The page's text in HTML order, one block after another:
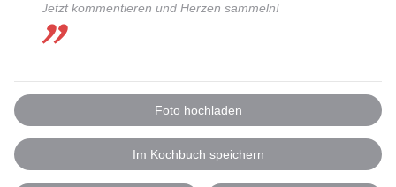
Jetzt kommentieren und Herzen sammeln!
Foto hochladen
Im Kochbuch speichern